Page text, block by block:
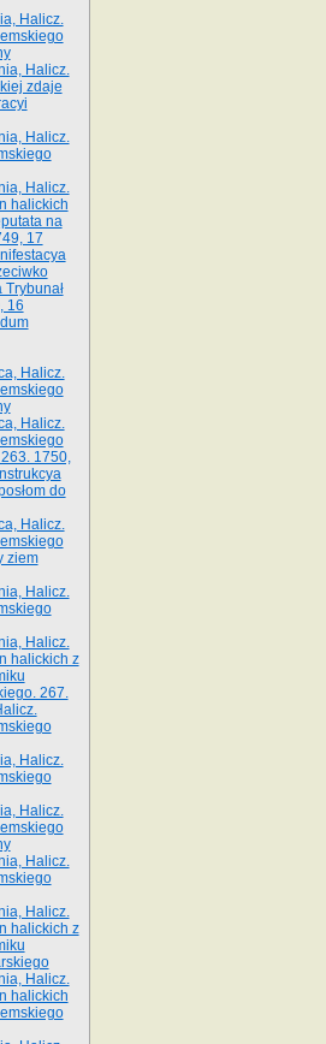
Halicz.
Halicz.
zdaje
Halicz.
Halicz.
halickich
na
17
16
Halicz.
Halicz.
1750,
do
Halicz.
ziem
Halicz.
Halicz.
halickich z
267.
Halicz.
Halicz.
Halicz.
Halicz.
halickich z
Halicz.
halickich